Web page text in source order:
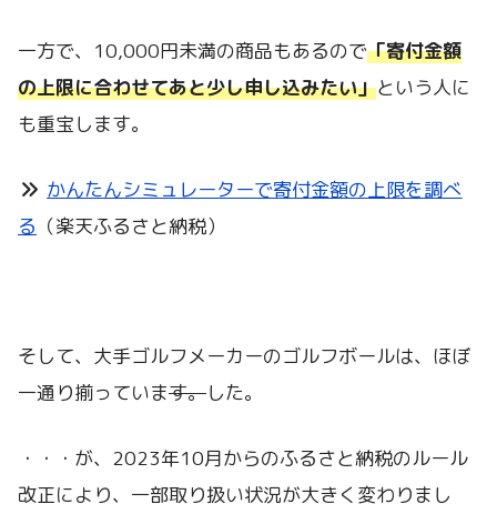
一方で、10,000円未満の商品もあるので「寄付金額
の上限に合わせてあと少し申し込みたい」という人に
も重宝します。
かんたんシミュレーターで寄付金額の上限を調べ
る （楽天ふるさと納税）
そして、大手ゴルフメーカーのゴルフボールは、ほぼ
一通り揃っています。した。
・・・が、2023年10月からのふるさと納税のルール
改正により、一部取り扱い状況が大きく変わりまし